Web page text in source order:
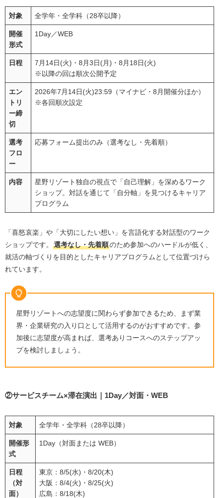
対象 全学年・全学科（28卒以降）
開催
形式
1Day／WEB
日程
7月14日(火)・8月3日(月)・8月18日(火)
※以降の回は順次公開予定
エン
トリ
ー締
切
2026年7月14日(火)23:59（マイナビ・8月開催分ほか）
※各回順次設定
選考
フロ
ー
応募フォーム提出のみ（選考なし・先着順）
内容
星野リゾート独自の視点で「自己理解」を深めるワーク
ショップ。対話を通じて「自分軸」を見つけるキャリア
プログラム
「喜怒哀楽」や「大切にしたい想い」を言語化する対話型のワーク
ショップです。
選考なし・先着順のため参加へのハードルが低く、
就活の軸づくりを目的としたキャリアプログラムとして位置づけら
れています。
星野リゾートへの志望度に関わらず参加できるため、まず業
界・企業研究の入り口として活用するのがおすすめです。参
加後に志望度が高まれば、選考ありコースへのステップアッ
プを検討しましょう。
②サービスチーム×滞在演出｜1Day／対面・WEB
対象 全学年・全学科（28卒以降）
開催形
式
1Day（対面または WEB）
日程
（対
面）
東京：8/5(水)・8/20(木)
大阪：8/4(火)・8/25(火)
広島：8/18(木)